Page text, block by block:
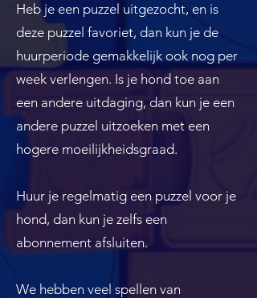
​Heb je een puzzel uitgezocht, en is
deze puzzel favoriet, dan kun je de
huurperiode gemakkelijk ook nog per
week verlengen. Is je hond toe aan
een andere uitdaging, dan kun je een
andere puzzel uitzoeken met een
hogere moeilijkheidsgraad.
Huur je regelmatig een puzzel voor je
hond, dan kun je zelfs een
abonnement afsluiten.
We hebben veel spellen van